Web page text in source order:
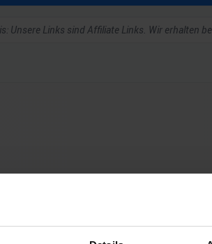
Unsere Links sind Affiliate Links. Wir erhalten